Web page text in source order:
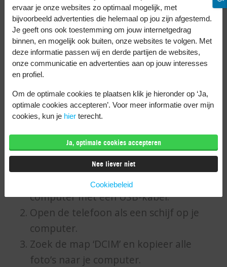
upload ze.
De foto’s staan nu automatisch op je
iPhone als je bent ingelogd met
hetzelfde Apple ID.
Methode 3: Via je computer
(zonder cloud)
Dan kun je foto’s ook via je computer
overzetten.
Sluit je Android telefoon aan op je
computer met een USB-kabel.
Open de telefoon als een schijf op je
computer.
Zoek de map ‘DCIM’ en kopieer alle
foto’s naar je computer.
ervaar je onze websites zo optimaal mogelijk, met
bijvoorbeeld advertenties die helemaal op jou zijn afgestemd.
Je geeft ons ook toestemming om jouw internetgedrag
binnen, en mogelijk ook buiten, onze websites te volgen. Met
deze informatie passen wij en derde partijen de websites,
onze communicatie en advertenties aan op jouw interesses
en profiel.
Om de optimale cookies te plaatsen klik je hieronder op ‘Ja,
optimale cookies accepteren’. Voor meer informatie over mijn
cookies, kun je hier terecht.
Ja, optimale cookies accepteren
Nee liever niet
Cookiebeleid